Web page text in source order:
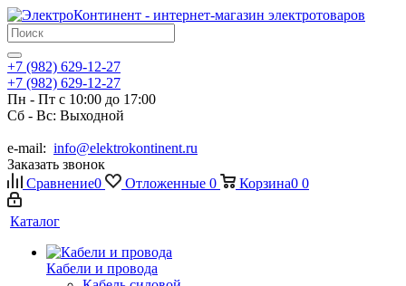
+7 (982) 629-12-27
+7 (982) 629-12-27
Пн - Пт с 10:00 до 17:00
Сб - Вс: Выходной
e-mail: info@elektrokontinent.ru
Заказать звонок
Сравнение0 Отложенные 0 Корзина0 0
Каталог
Кабели и провода